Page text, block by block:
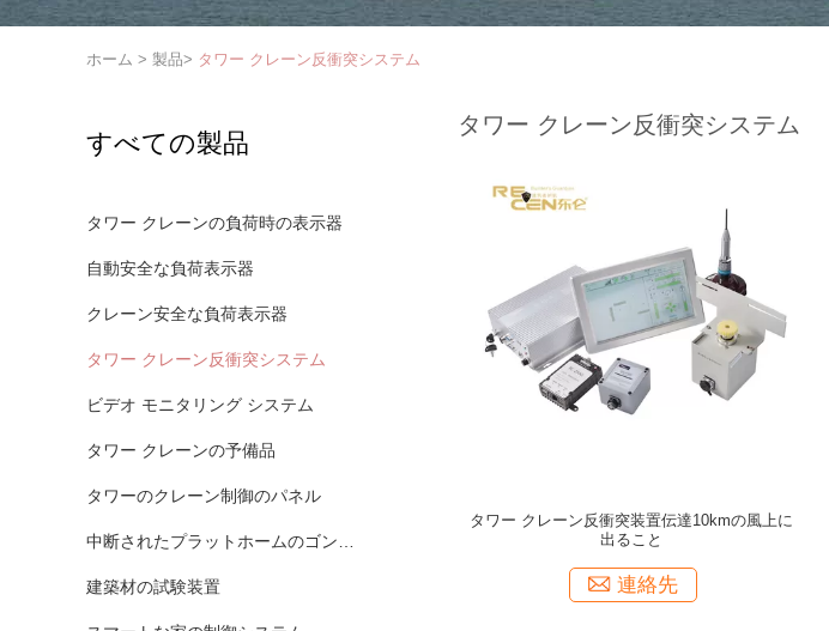
ホーム > 製品> タワー クレーン反衝突システム
すべての製品
タワー クレーンの負荷時の表示器
自動安全な負荷表示器
クレーン安全な負荷表示器
タワー クレーン反衝突システム
ビデオ モニタリング システム
タワー クレーンの予備品
タワーのクレーン制御のパネル
中断されたプラットホームのゴンドラ
建築材の試験装置
タワー クレーン反衝突システム
タワー クレーン反衝突装置伝達10kmの風上に
出ること
連絡先